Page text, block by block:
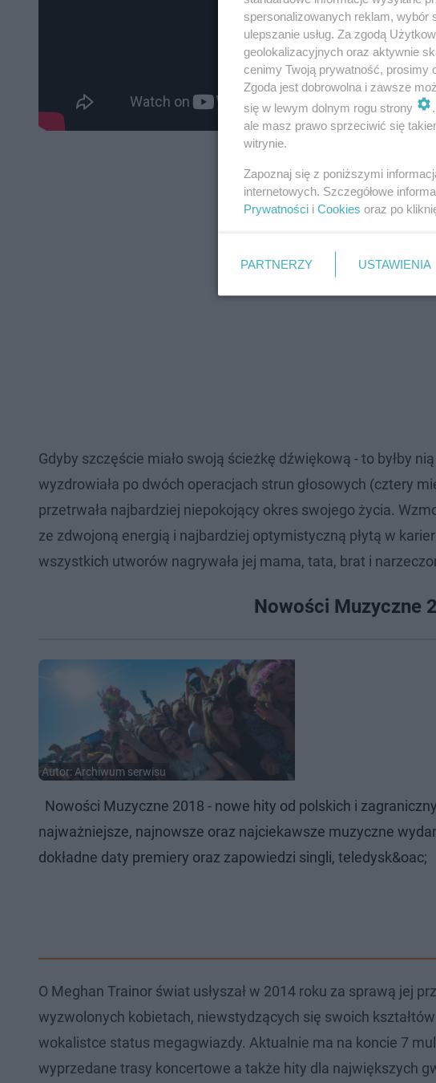
Gdyby szczęście miało swoją ścieżkę dźwiękową - to byłby
wyzdrowiała po dwóch operacjach strun głosowych (cztery
przetrwała najbardziej niepokojący okres swojego życia.
ze zdwojoną energią i najbardziej optymistyczną płytą w
wszystkich utworów nagrywała jej mama, tata, brat i
Nowości Muzyczne
Autor: Archiwum serwisu
Nowości Muzyczne 2018 - nowe hity od polskich i
najważniejsze, najnowsze oraz najciekawsze muzyczne
dokładne daty premiery oraz zapowiedzi singli, teledysk&oac;
O Meghan Trainor świat usłyszał w 2014 roku za sprawą jej
wyzwolonych kobietach, niewstydzących się swoich
wokalistce status megagwiazdy. Aktualnie ma na koncie 7
wyprzedane trasy koncertowe a także hity dla największych
spersonalizowanych reklam, wybór
ulepszanie usług. Za zgodą
geolokalizacyjnych oraz aktywnie
cenimy Twoją prywatność, prosimy
Zgoda jest dobrowolna i zawsze
się w lewym dolnym rogu strony
ale masz prawo sprzeciwić się
witrynie.
Zapoznaj się z poniższymi
internetowych. Szczegółowe
Prywatności i Cookies oraz po
PARTNERZY USTAWIENIA